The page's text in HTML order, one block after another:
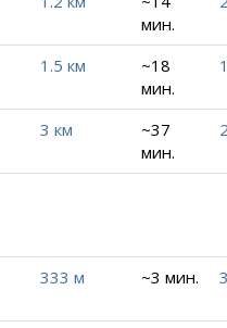
мин.
1.5 км
~18
мин.
3 км
~37
мин.
333 м ~3 мин.